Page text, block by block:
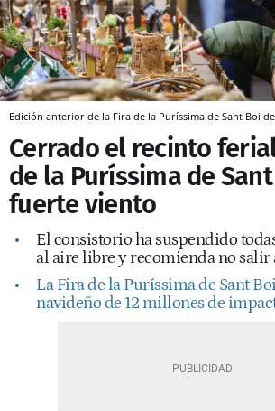
Edición anterior de la Fira de la Puríssima de Sant Boi
Cerrado el recinto
de la Puríssima de
fuerte viento
El consistorio ha suspendido
al aire libre y recomienda no salir
La Fira de la Puríssima de Sant
navideño de 12 millones de